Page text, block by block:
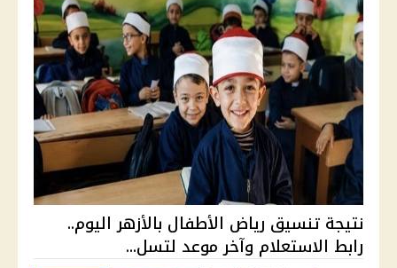
نتيجة تنسيق رياض الأطفال بالأزهر اليوم..
رابط الاستعلام وآخر موعد لتسل...